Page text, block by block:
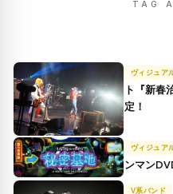
TAG
ヴィジュア
ト『新春
定！
ヴィジュア
ンマン
V系バンド